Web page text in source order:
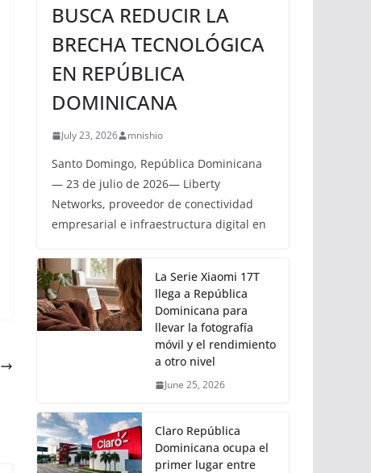
BUSCA REDUCIR LA
BRECHA TECNOLÓGICA
EN REPÚBLICA
DOMINICANA
July 23, 2026 mnishio
Santo Domingo, República Dominicana
— 23 de julio de 2026— Liberty
Networks, proveedor de conectividad
empresarial e infraestructura digital en
La Serie Xiaomi 17T
llega a República
Dominicana para
llevar la fotografía
móvil y el rendimiento
a otro nivel
June 25, 2026
Claro República
Dominicana ocupa el
primer lugar entre